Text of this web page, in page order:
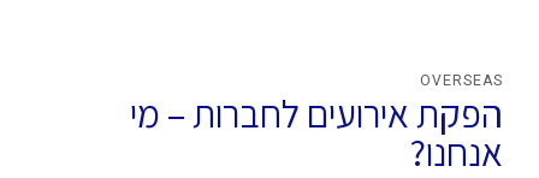
OVERSEAS
הפקת אירועים לחברות – מי
אנחנו?